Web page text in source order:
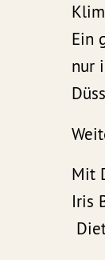
Ein
nur
Mit